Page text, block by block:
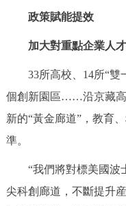
便民服務
仲介服務
政民互動
12345網上接訴即辦
參與調查
走進北京
政策賦能提效
加大對重點企業人才
33所高校、14所“雙
個創新園區……沿京藏高
新的“黃金廊道”，教育
準。
“我們將對標美國波士
尖科創廊道，不斷提升